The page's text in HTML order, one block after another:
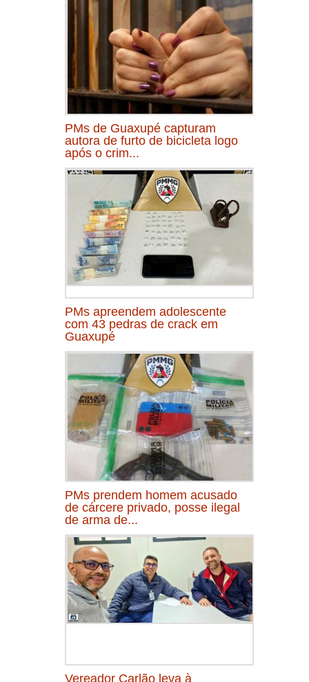
PMs de Guaxupé capturam
autora de furto de bicicleta logo
após o crim...
PMs apreendem adolescente
com 43 pedras de crack em
Guaxupé
PMs prendem homem acusado
de cárcere privado, posse ilegal
de arma de...
Vereador Carlão leva à